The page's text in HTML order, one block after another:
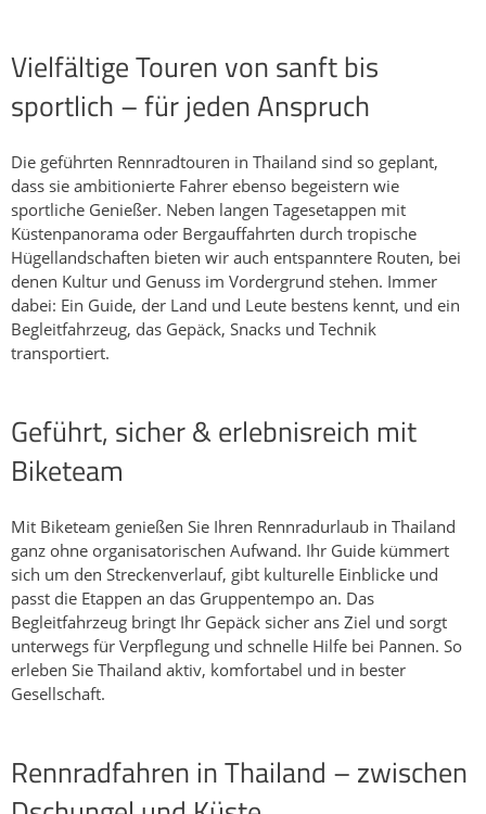
Vielfältige Touren von sanft bis
sportlich – für jeden Anspruch
Die geführten Rennradtouren in Thailand sind so geplant,
dass sie ambitionierte Fahrer ebenso begeistern wie
sportliche Genießer. Neben langen Tagesetappen mit
Küstenpanorama oder Bergauffahrten durch tropische
Hügellandschaften bieten wir auch entspanntere Routen, bei
denen Kultur und Genuss im Vordergrund stehen. Immer
dabei: Ein Guide, der Land und Leute bestens kennt, und ein
Begleitfahrzeug, das Gepäck, Snacks und Technik
transportiert.
Geführt, sicher & erlebnisreich mit
Biketeam
Mit Biketeam genießen Sie Ihren Rennradurlaub in Thailand
ganz ohne organisatorischen Aufwand. Ihr Guide kümmert
sich um den Streckenverlauf, gibt kulturelle Einblicke und
passt die Etappen an das Gruppentempo an. Das
Begleitfahrzeug bringt Ihr Gepäck sicher ans Ziel und sorgt
unterwegs für Verpflegung und schnelle Hilfe bei Pannen. So
erleben Sie Thailand aktiv, komfortabel und in bester
Gesellschaft.
Rennradfahren in Thailand – zwischen